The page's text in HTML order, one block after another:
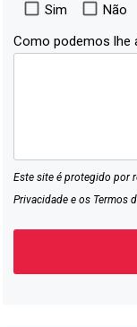
Sim
Não
Como podemos lhe
Este site é protegido por
Privacidadee os Termos